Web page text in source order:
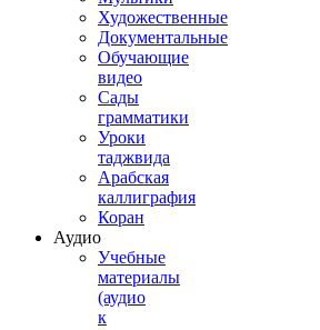
Художественные
Документальные
Обучающие
видео
Сады
грамматики
Уроки
таджвида
Арабская
каллиграфия
Коран
Аудио
Учебные
материалы
(аудио
к